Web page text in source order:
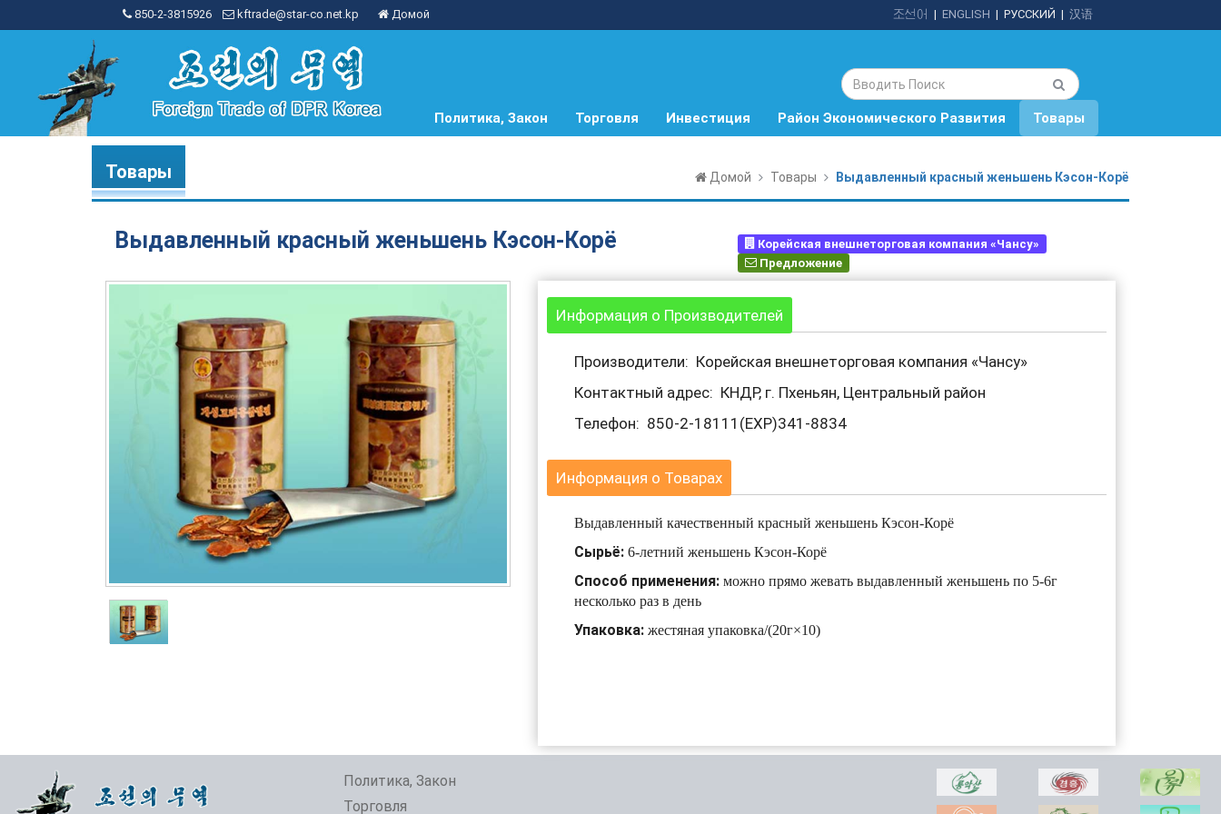
850-2-3815926 kftrade@star-co.net.kp Домой | 汉语
| РУССКИЙ
| ENGLISH
조선어
Политика, Закон Торговля Инвестиция Район Экономического Развития Товары
Товары Домой Товары Выдавленный красный женьшень Кэсон-Корё
Выдавленный красный женьшень Кэсон-Корё
Корейская внешнеторговая компания «Чансу»
Предложение
Информация о Производителей
Производители: Корейская внешнеторговая компания «Чансу»
Контактный адрес: КНДР, г. Пхеньян, Центральный район
Телефон: 850-2-18111(EXP)341-8834
Информация о Товарах
Выдавленный качественный красный женьшень Кэсон-Корё
Сырьё:6-летний женьшень Кэсон-Корё
Способ применения:можно прямо жевать выдавленный женьшень по 5-6г
несколько раз в день
Упаковка: жестяная упаковка/(20г×10)
Политика, Закон
Торговля